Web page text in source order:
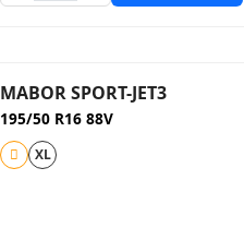
MABOR SPORT-JET3
195/50 R16 88V
XL